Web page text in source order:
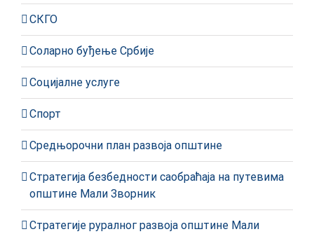
СКГО
Соларно буђење Србије
Социјалне услуге
Спорт
Средњорочни план развоја општине
Стратегија безбедности саобраћаја на путевима
општине Мали Зворник
Стратегије руралног развоја општине Мали